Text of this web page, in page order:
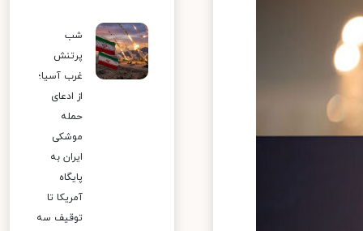
شب
پرتنش
غرب آسیا؛
از ادعای
حمله
موشکی
ایران به
پایگاه
آمریکا تا
توقیف سه